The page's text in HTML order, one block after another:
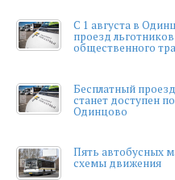
С 1 августа в
проезд
общественного
Бесплатный
станет доступен
Одинцово
Пять автобусных
схемы движения